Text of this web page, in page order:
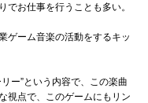
でお仕事を行うことも多い。
ゲーム音楽の活動をするキッ
ー”という内容で、この楽曲
視点で、このゲームにもリン